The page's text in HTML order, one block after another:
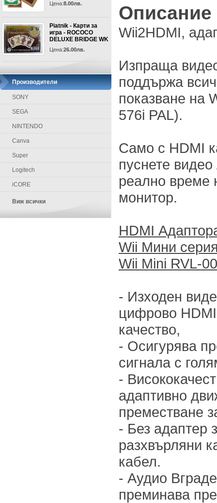
Цена:8.00лв.
Piatnik - Карти за
игра - ROCOCO
DELUXE BRIDGE WK
Цена:26.00лв.
Производители
SONY
SEGA
NINTENDO
Canva
Super
Logitech
iCORE
Виж всички
Описание
Wii2HDMI,
Изпраща
поддържа
показване на
576i PAL).
Само с HDMI
пуснете
реално време
монитор.
HDMI
Wii Мини
Wii Mini RVL-
- Изходен
цифрово
качество,
- Осигурява
сигнала с
-
адаптивно
преместване
- Без адаптер
разхвърляни
кабел.
- Аудио
преминава